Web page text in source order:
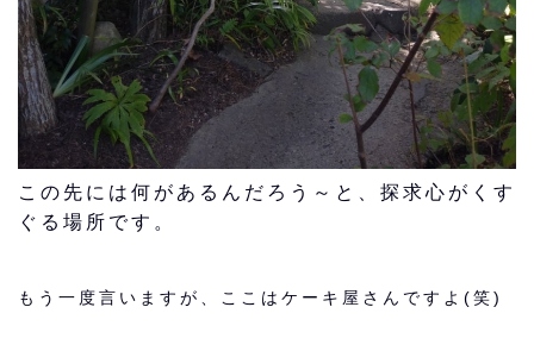
この先には何があるんだろう～と、探求心がくす
ぐる場所です。
もう一度言いますが、ここはケーキ屋さんですよ(笑)